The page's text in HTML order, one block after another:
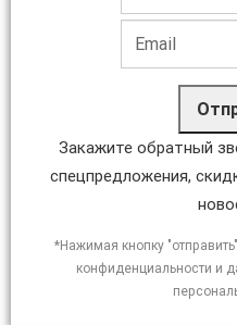
Закажите обратный
спецпредложения,
*Нажимая кнопку
конфиденциальности и